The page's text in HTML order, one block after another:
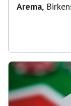
Arema,